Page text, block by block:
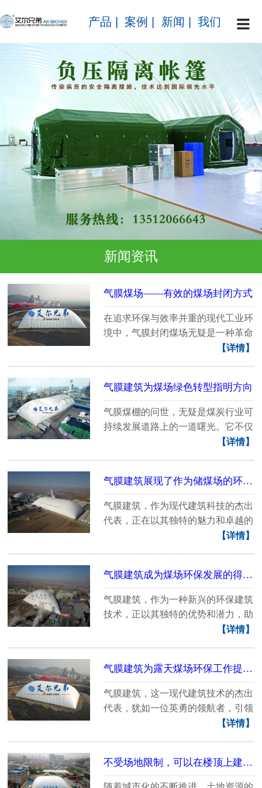
产品 案例 新闻 我们
新闻资讯
气膜煤场——有效的煤场封闭方式
在追求环保与效率并重的现代工业环
境中，气膜封闭煤场无疑是一种革命
【详情】
气膜建筑为煤场绿色转型指明方向
气膜煤棚的问世，无疑是煤炭行业可
持续发展道路上的一道曙光。它不仅
【详情】
气膜建筑展现了作为储煤场的环保能力
气膜建筑，作为现代建筑科技的杰出
代表，正在以其独特的魅力和卓越的
【详情】
气膜建筑成为煤场环保发展的得力助手
气膜建筑，作为一种新兴的环保建筑
技术，正以其独特的优势和潜力，助
【详情】
气膜建筑为露天煤场环保工作提供了全新的解决方案
气膜建筑，这一现代建筑技术的杰出
代表，犹如一位英勇的领航者，引领
【详情】
不受场地限制，可以在楼顶上建设的充气体育馆